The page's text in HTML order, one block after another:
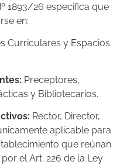
1893/26 especifica que
en:
Curriculares y Espacios
Preceptores,
y Bibliotecarios.
Rector, Director,
aplicable para
que reúnan
el Art. 226 de la Ley